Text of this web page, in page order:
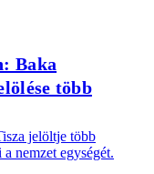
Baka
több
jelöltje több
nemzet egységét.